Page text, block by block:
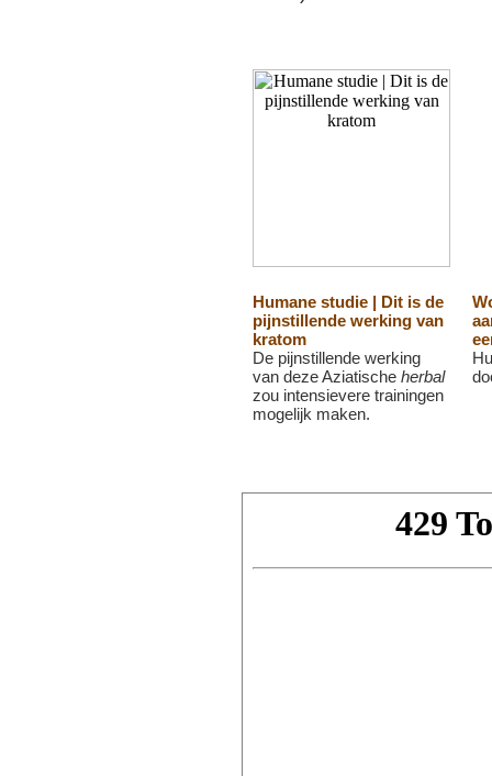
Humane studie | Dit is de
pijnstillende werking van
kratom
De pijnstillende werking
van deze Aziatische herbal
zou intensievere trainingen
mogelijk maken.